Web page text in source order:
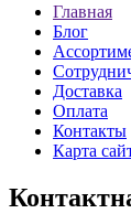
Главная
Блог
Доставка
Оплата
Контакты
Карта